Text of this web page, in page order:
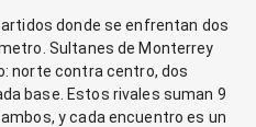
donde se enfrentan dos
Sultanes de Monterrey
norte contra centro, dos
base. Estos rivales suman 9
y cada encuentro es un